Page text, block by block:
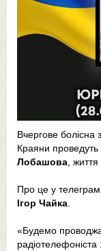
Вчергове болісна
Краяни проведуть
Лобашова ,
Про це у
Ігор Чайка
«Будемо
радіотелефоніста